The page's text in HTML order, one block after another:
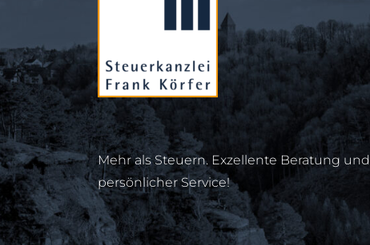
Mehr als Steuern. Exzellente Beratung und
persönlicher Service!